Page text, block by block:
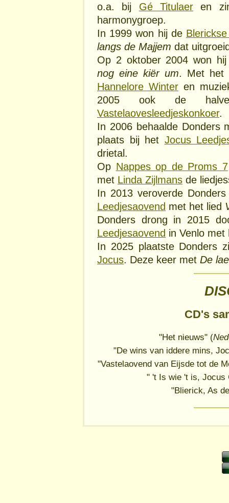
o.a. bij Gé Titulaer en
harmonygroep.
In 1999 won hij de
langs de Majjem dat
Op 2 oktober 2004 won
nog eine kiër um. Met het
Hannelore Winter en
2005 ook de
Vastelaovesleedjeskonkoer.
In 2006 behaalde Donders
plaats bij het Jocus
drietal.
Op Nappes op de Proms 7
met Linda Zijlmans de
In 2013 veroverde
Leedjesaovend met het lied
Donders drong in 2015
Leedjesaovend in Venlo
In 2025 plaatste Donders
Jocus. Deze keer met De
CD's
"Het nieuws" (
"De wins van iddere mins,
"Vastelaovend van Eijsde tot de
" 't Is wie 't is, Jocus
"Blierick, As